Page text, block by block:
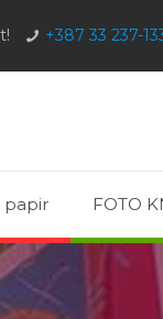
+387 33 237-
papir FOTO